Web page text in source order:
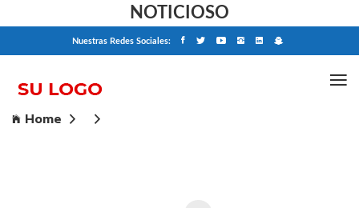
NOTICIOSO
Nuestras Redes Sociales:
Home